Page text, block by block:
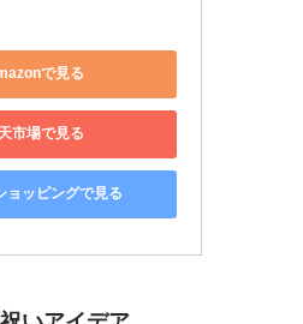
で見る
市場で見る
ョッピングで見る